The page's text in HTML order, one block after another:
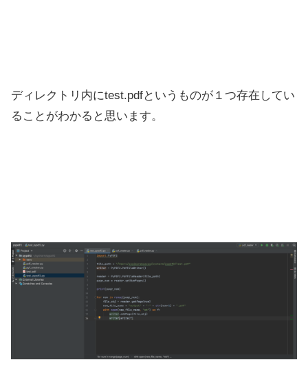
ディレクトリ内にtest.pdfというものが１つ存在してい
ることがわかると思います。